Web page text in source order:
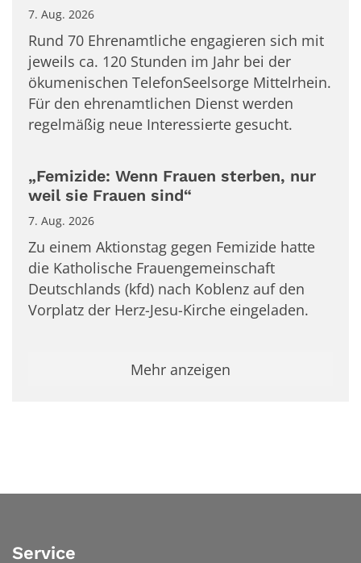
7. Aug. 2026
Rund 70 Ehrenamtliche engagieren sich mit
jeweils ca. 120 Stunden im Jahr bei der
ökumenischen TelefonSeelsorge Mittelrhein.
Für den ehrenamtlichen Dienst werden
regelmäßig neue Interessierte gesucht.
„Femizide: Wenn Frauen sterben, nur
weil sie Frauen sind“
7. Aug. 2026
Zu einem Aktionstag gegen Femizide hatte
die Katholische Frauengemeinschaft
Deutschlands (kfd) nach Koblenz auf den
Vorplatz der Herz-Jesu-Kirche eingeladen.
Mehr anzeigen
Service